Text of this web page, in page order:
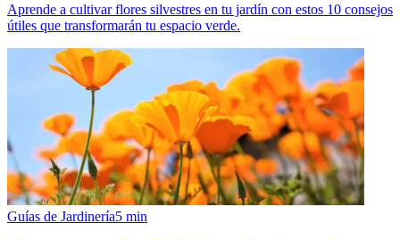
Aprende a cultivar flores silvestres en tu jardín con estos 10 consejos
útiles que transformarán tu espacio verde.
Guías de Jardinería5 min